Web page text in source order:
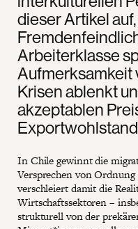
dieser Artikel
Arbeiterklasse
Aufmerksamkeit
Krisen ablenkt
akzeptablen
In Chile gewinnt die
Versprechen von
verschleiert damit die
Wirtschaftssektoren –
strukturell von der